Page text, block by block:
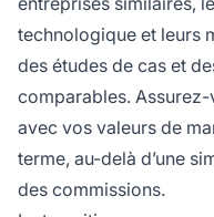
technologique et leurs
des études de cas et
comparables. Assurez-
avec vos valeurs de
terme, au-delà d’une
des commissions.